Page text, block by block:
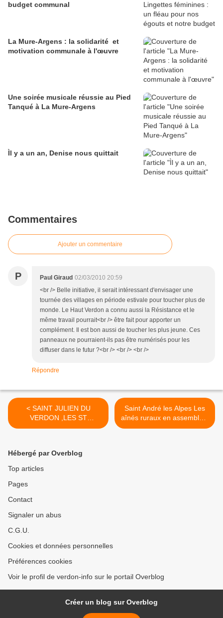
budget communal
La Mure-Argens : la solidarité et
motivation communale à l'œuvre
Une soirée musicale réussie au Pied
Tanqué à La Mure-Argens
Ìl y a un an, Denise nous quittait
Commentaires
Ajouter un commentaire
P Paul Giraud 02/03/2010 20:59
<br /> Belle initiative, il serait intéressant d'envisager une
tournée des villages en période estivale pour toucher plus de
monde. Le Haut Verdon a connu aussi la Résistance et le
même travail pourrait<br /> être fait pour apporter un
complément. Il est bon aussi de toucher les plus jeune. Ces
panneaux ne pourraient-ils pas être numérisés pour les
diffuser dans le futur ?<br /> <br /> <br />
Répondre
< SAINT JULIEN DU
VERDON ,LES ST
JULIANNAIS REUNIS
Saint André les Alpes Les
aînés ruraux en assemblée.
>
Hébergé par Overblog
Top articles
Pages
Contact
Signaler un abus
C.G.U.
Cookies et données personnelles
Préférences cookies
Voir le profil de verdon-info sur le portail Overblog
Créer un blog sur Overblog